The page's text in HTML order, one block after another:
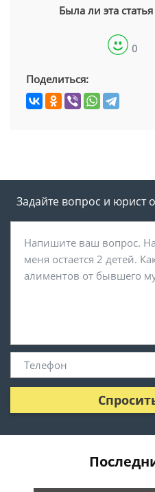
Была ли эта
0
Поделиться:
Задайте вопрос и юрист